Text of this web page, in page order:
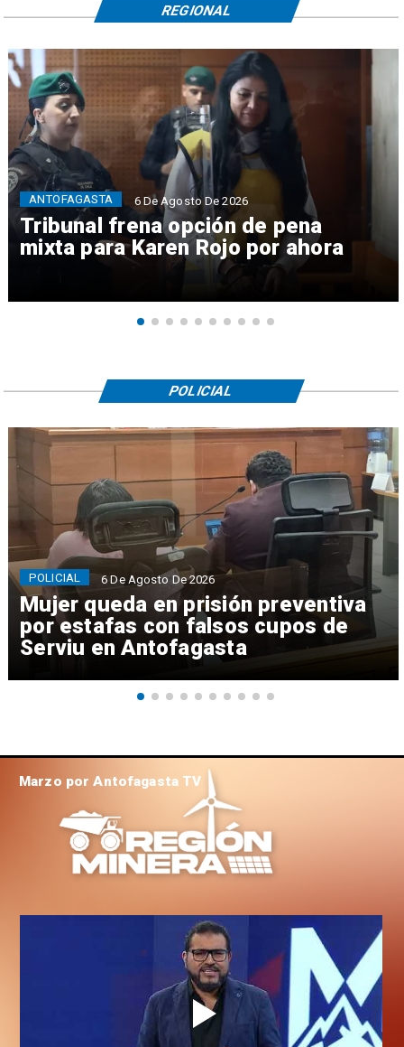
Tribunal frena opción de pena
mixta para Karen Rojo por ahora
ANTOFAGASTA 6 De Agosto De 2026
REGIONAL
Mujer queda en prisión preventiva
por estafas con falsos cupos de
Serviu en Antofagasta
POLICIAL 6 De Agosto De 2026
POLICIAL
Marzo por Antofagasta TV